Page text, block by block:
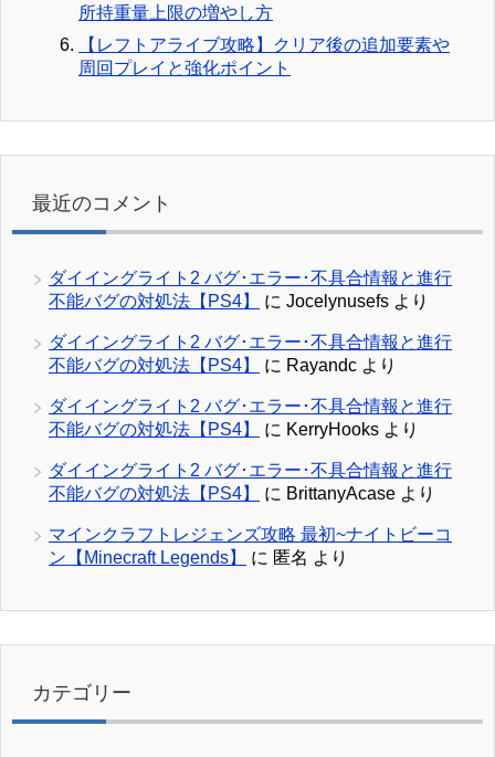
所持重量上限の増やし方
【レフトアライブ攻略】クリア後の追加要素や
周回プレイと強化ポイント
最近のコメント
ダイイングライト2 バグ･エラー･不具合情報と進行
不能バグの対処法【PS4】
に Jocelynusefs より
ダイイングライト2 バグ･エラー･不具合情報と進行
不能バグの対処法【PS4】
に Rayandc より
ダイイングライト2 バグ･エラー･不具合情報と進行
不能バグの対処法【PS4】
に KerryHooks より
ダイイングライト2 バグ･エラー･不具合情報と進行
不能バグの対処法【PS4】
に BrittanyAcase より
マインクラフトレジェンズ攻略 最初~ナイトビーコ
ン【Minecraft Legends】
に 匿名 より
カテゴリー